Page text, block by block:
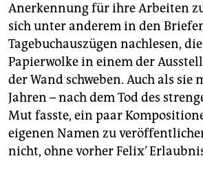
Anerkennung für ihre Arbeiten
sich unter anderem in den
Tagebuchauszügen nachlesen,
Papierwolke in einem der
der Wand schweben. Auch als
Jahren – nach dem Tod des
Mut fasste, ein paar
eigenen Namen zu
nicht, ohne vorher Felix’